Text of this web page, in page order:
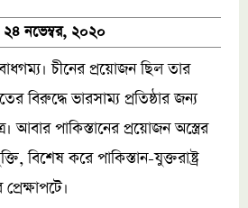
২৪ নভেম্বর, ২০২০
চীনের প্রয়োজন ছিল তার
বিরুদ্ধে ভারসাম্য প্রতিষ্ঠার জন্য
আবার পাকিস্তানের প্রয়োজন অস্ত্রের
বিশেষ করে পাকিস্তান-যুক্তরাষ্ট্র